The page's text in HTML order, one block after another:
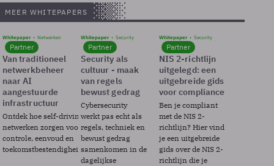
MEER WHITEPAPERS
Whitepaper Netwerken
Partner
Van traditioneel
netwerkbeheer
naar AI
aangestuurde
infrastructuur
Ontdek hoe self-driving
netwerken zorgen voor
controle, eenvoud en
toekomstbestendigheid.
Whitepaper Security
Partner
Security als
cultuur - maak
van regels
bewust gedrag
Cybersecurity
werkt pas echt als
regels, techniek en
bewust gedrag
samenkomen in de
dagelijkse
Whitepaper Security
Partner
NIS 2-richtlijn
uitgelegd: een
uitgebreide gids
voor compliance
Ben je compliant
met de NIS 2-
richtlijn? Hier vind
je een uitgebreide
gids over de NIS 2-
richtlijn die je